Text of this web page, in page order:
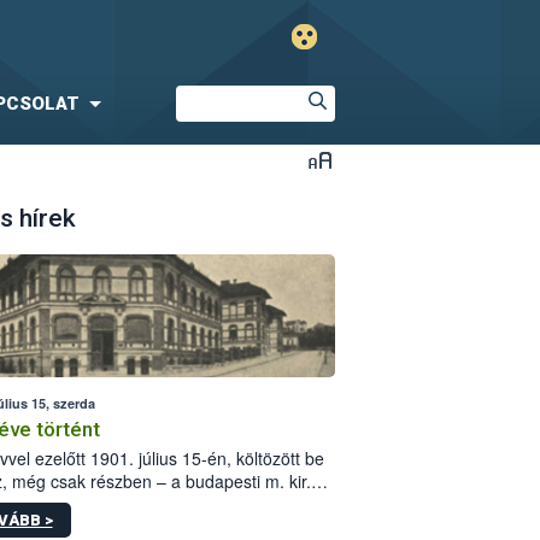
hírek
15, szerda
történt
ezelőtt 1901. július 15-én, költözött be
még csak részben – a budapesti m. kir.
állomás a Kis Rókus utca
alatti, Czigler Győző által tervezett új
>